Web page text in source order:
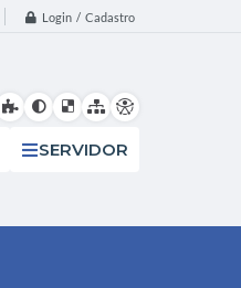
Login / Cadastro
SERVIDOR